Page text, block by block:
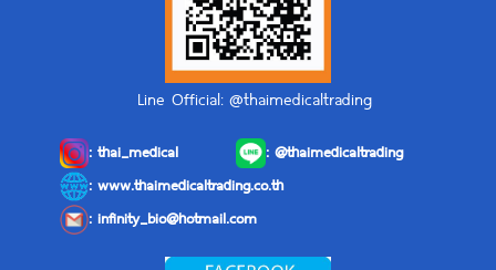
Line Official: @thaimedicaltrading
:thai_medical : @thaimedicaltrading
: www.thaimedicaltrading.co.th
:infinity_bio@hotmail.com